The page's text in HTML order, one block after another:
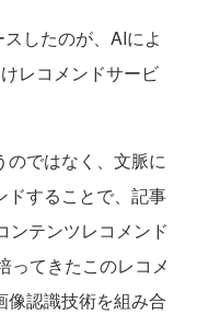
したのが、AIによ
レコメンドサービ
のではなく、文脈に
ドすることで、記事
ンテンツレコメンド
ってきたこのレコメ
像認識技術を組み合